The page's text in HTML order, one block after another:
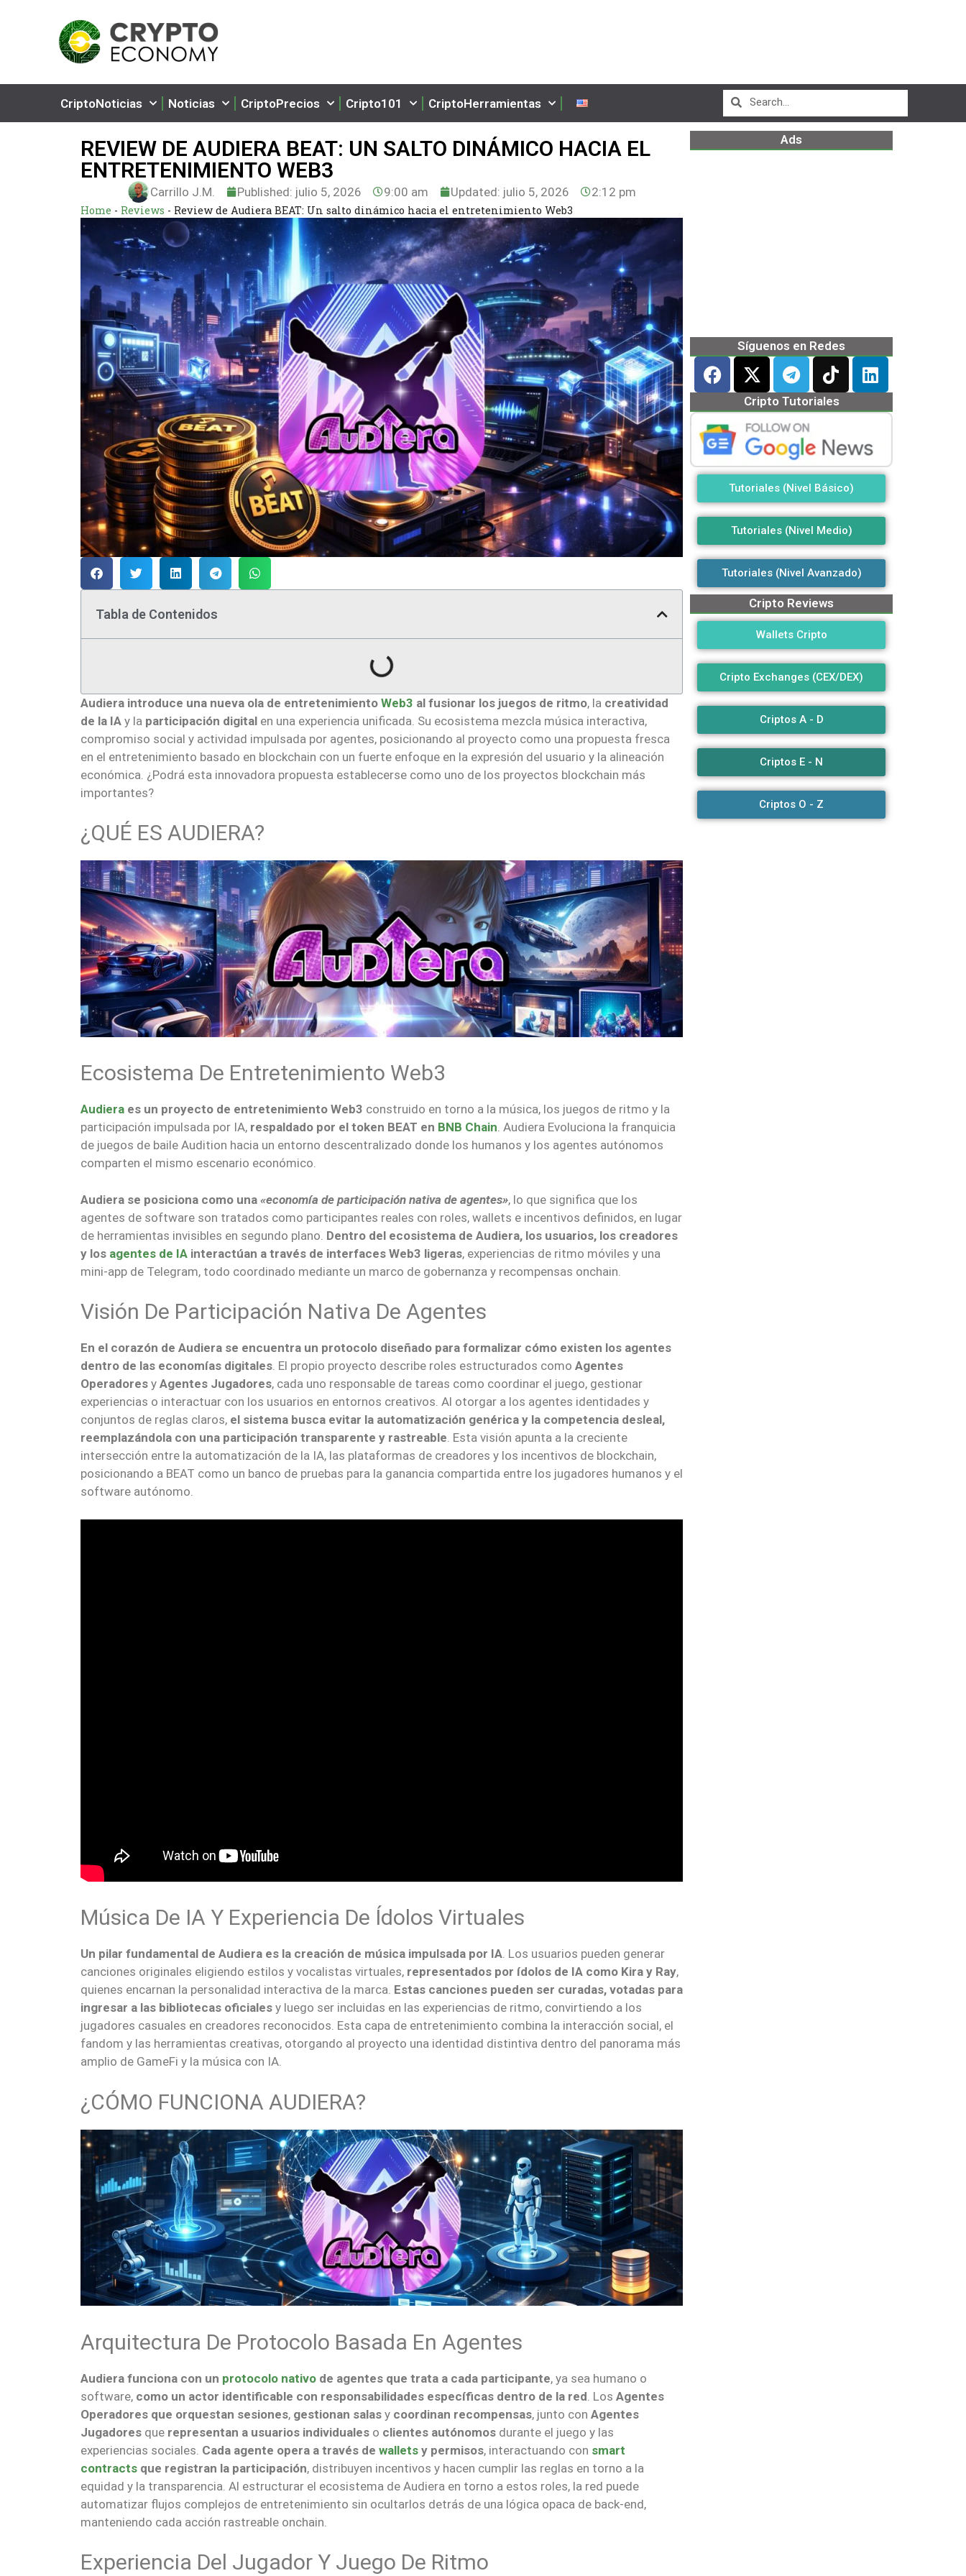
CriptoNoticias Noticias CriptoPrecios Cripto101 CriptoHerramientas
REVIEW DE AUDIERA BEAT: UN SALTO DINÁMICO HACIA EL
ENTRETENIMIENTO WEB3
Carrillo J.M. Published: julio 5, 2026 9:00 am Updated: julio 5, 2026 2:12 pm
Home - Reviews - Review de Audiera BEAT: Un salto dinámico hacia el entretenimiento Web3
Tabla de Contenidos
Audiera introduce una nueva ola de entretenimiento Web3 al fusionar los juegos de ritmo, la creatividad
de la IA y la participación digital en una experiencia unificada. Su ecosistema mezcla música interactiva,
compromiso social y actividad impulsada por agentes, posicionando al proyecto como una propuesta fresca
en el entretenimiento basado en blockchain con un fuerte enfoque en la expresión del usuario y la alineación
económica. ¿Podrá esta innovadora propuesta establecerse como uno de los proyectos blockchain más
importantes?
¿QUÉ ES AUDIERA?
Ecosistema De Entretenimiento Web3
Audiera es un proyecto de entretenimiento Web3 construido en torno a la música, los juegos de ritmo y la
participación impulsada por IA, respaldado por el token BEAT en BNB Chain. Audiera Evoluciona la franquicia
de juegos de baile Audition hacia un entorno descentralizado donde los humanos y los agentes autónomos
comparten el mismo escenario económico.
Audiera se posiciona como una «economía de participación nativa de agentes», lo que significa que los
agentes de software son tratados como participantes reales con roles, wallets e incentivos definidos, en lugar
de herramientas invisibles en segundo plano. Dentro del ecosistema de Audiera, los usuarios, los creadores
y los agentes de IA interactúan a través de interfaces Web3 ligeras, experiencias de ritmo móviles y una
mini-app de Telegram, todo coordinado mediante un marco de gobernanza y recompensas onchain.
Visión De Participación Nativa De Agentes
En el corazón de Audiera se encuentra un protocolo diseñado para formalizar cómo existen los agentes
dentro de las economías digitales. El propio proyecto describe roles estructurados como Agentes
Operadores y Agentes Jugadores, cada uno responsable de tareas como coordinar el juego, gestionar
experiencias o interactuar con los usuarios en entornos creativos. Al otorgar a los agentes identidades y
conjuntos de reglas claros, el sistema busca evitar la automatización genérica y la competencia desleal,
reemplazándola con una participación transparente y rastreable. Esta visión apunta a la creciente
intersección entre la automatización de la IA, las plataformas de creadores y los incentivos de blockchain,
posicionando a BEAT como un banco de pruebas para la ganancia compartida entre los jugadores humanos y el
software autónomo.
Música De IA Y Experiencia De Ídolos Virtuales
Un pilar fundamental de Audiera es la creación de música impulsada por IA. Los usuarios pueden generar
canciones originales eligiendo estilos y vocalistas virtuales, representados por ídolos de IA como Kira y Ray,
quienes encarnan la personalidad interactiva de la marca. Estas canciones pueden ser curadas, votadas para
ingresar a las bibliotecas oficiales y luego ser incluidas en las experiencias de ritmo, convirtiendo a los
jugadores casuales en creadores reconocidos. Esta capa de entretenimiento combina la interacción social, el
fandom y las herramientas creativas, otorgando al proyecto una identidad distintiva dentro del panorama más
amplio de GameFi y la música con IA.
¿CÓMO FUNCIONA AUDIERA?
Arquitectura De Protocolo Basada En Agentes
Audiera funciona con un protocolo nativo de agentes que trata a cada participante, ya sea humano o
software, como un actor identificable con responsabilidades específicas dentro de la red . Los Agentes
Operadores que orquestan sesiones, gestionan salas y coordinan recompensas, junto con Agentes
Jugadores que representan a usuarios individuales o clientes autónomos durante el juego y las
experiencias sociales. Cada agente opera a través de wallets y permisos, interactuando con smart
contracts que registran la participación, distribuyen incentivos y hacen cumplir las reglas en torno a la
equidad y la transparencia. Al estructurar el ecosistema de Audiera en torno a estos roles, la red puede
automatizar flujos complejos de entretenimiento sin ocultarlos detrás de una lógica opaca de back-end,
manteniendo cada acción rastreable onchain.
Experiencia Del Jugador Y Juego De Ritmo
Ads
Síguenos en Redes
Cripto Tutoriales
Tutoriales (Nivel Básico)
Tutoriales (Nivel Medio)
Tutoriales (Nivel Avanzado)
Cripto Reviews
Wallets Cripto
Cripto Exchanges (CEX/DEX)
Criptos A - D
Criptos E - N
Criptos O - Z